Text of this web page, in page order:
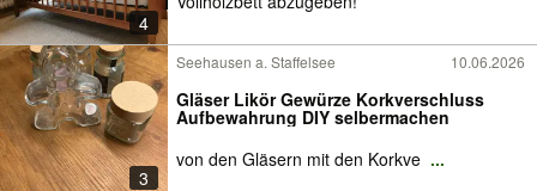
4
3
Seehausen a. Staffelsee 10.06.2026
Gläser Likör Gewürze Korkverschluss
Aufbewahrung DIY selbermachen
von den Gläsern mit den Korkve ...